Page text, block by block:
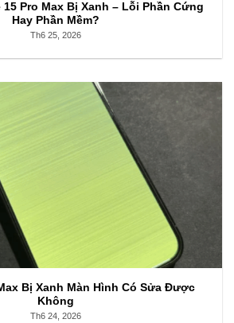
15 Pro Max Bị Xanh – Lỗi Phần Cứng
Hay Phần Mềm?
Th6 25, 2026
Bị Xanh Màn Hình Có Sửa Được
Không
Th6 24, 2026